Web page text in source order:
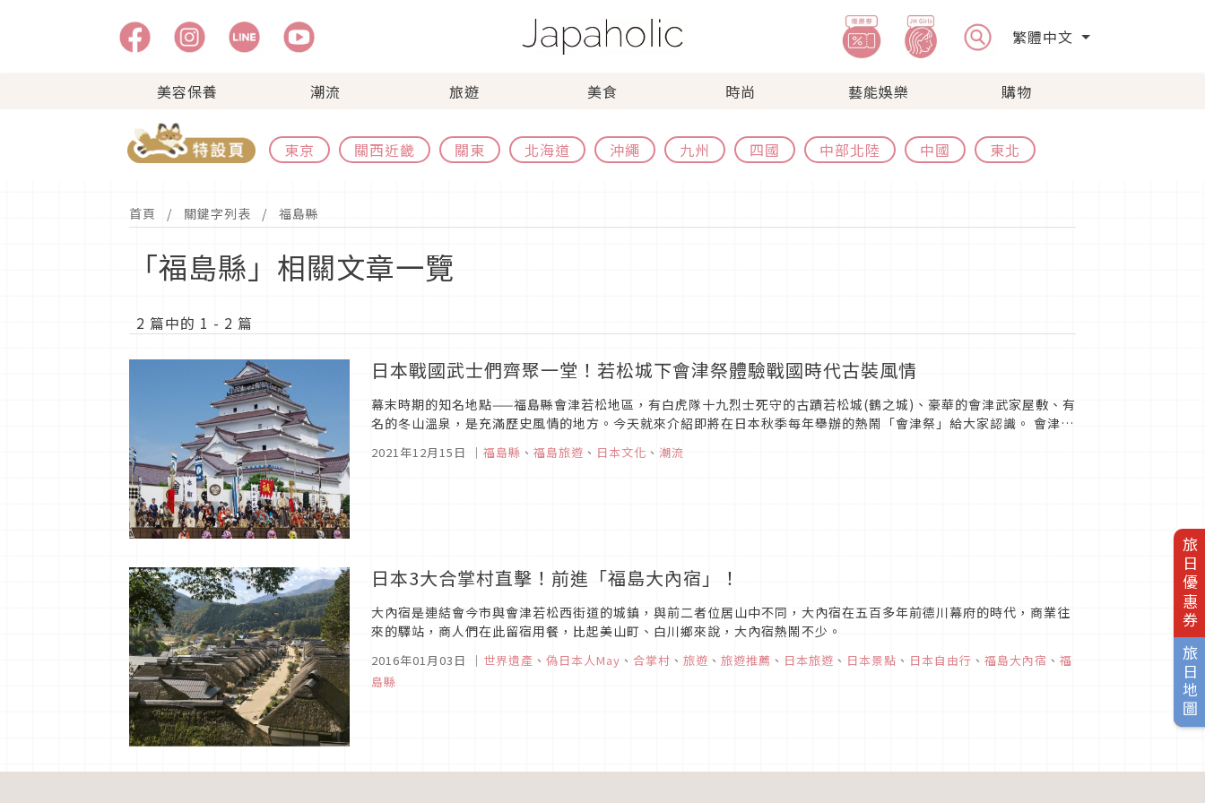
繁體中文
美容保養 潮流 旅遊 美食 時尚 藝能娛樂 購物
東京 關西近畿 關東 北海道 沖繩 九州 四國 中部北陸 中國 東北
旅日優惠券
旅日地圖
首頁 關鍵字列表 福島縣
「福島縣」相關文章一覽
2 篇中的 1 - 2 篇
日本戰國武士們齊聚一堂！若松城下會津祭體驗戰國時代古裝風情
幕末時期的知名地點——福島縣會津若松地區，有白虎隊十九烈士死守的古蹟若松城(鶴之城)、豪華的會津武家屋敷、有
名的冬山溫泉，是充滿歷史風情的地方。今天就來介紹即將在日本秋季每年舉辦的熱鬧「會津祭」給大家認識。 會津若
松最熱鬧：會津祭 圖片來源 每年秋天在會...
2021年12月15日 ｜ 福島縣 、 福島旅遊 、 日本文化 、 潮流
日本3大合掌村直擊！前進「福島大內宿」！
大內宿是連結會今市與會津若松西街道的城鎮，與前二者位居山中不同，大內宿在五百多年前德川幕府的時代，商業往
來的驛站，商人們在此留宿用餐，比起美山町、白川鄉來說，大內宿熱鬧不少。
2016年01月03日 ｜ 世界遺產 、 偽日本人May 、 合掌村 、 旅遊 、 旅遊推薦 、 日本旅遊 、 日本景點 、 日本自由行 、 福島大內宿 、 福
島縣